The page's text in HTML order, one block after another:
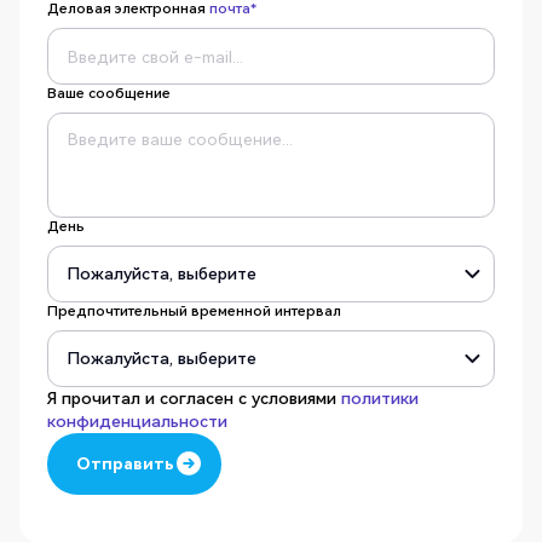
Деловая электроннаяпочта*
Ваше сообщение
День
Предпочтительный временной интервал
Я прочитал и согласен с условиямиполитики
конфиденциальности
Отправить
Отправить